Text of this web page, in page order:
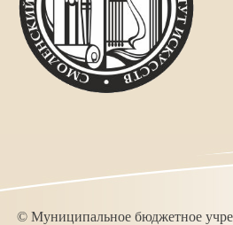
© Муниципальное бюджетное